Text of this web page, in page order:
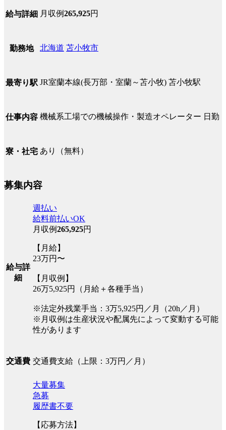
給与詳細 月収例265,925円
勤務地 北海道 苫小牧市
最寄り駅 JR室蘭本線(長万部・室蘭～苫小牧) 苫小牧駅
仕事内容 機械系工場での機械操作・製造オペレーター 日勤
寮・社宅 あり（無料）
募集内容
給与詳
細
週払い
給料前払いOK
月収例265,925円
【月給】
23万円〜
【月収例】
26万5,925円（月給＋各種手当）
※法定外残業手当：3万5,925円／月（20h／月）
※月収例は生産状況や配属先によって変動する可能
性があります
交通費 交通費支給（上限：3万円／月）
大量募集
急募
履歴書不要
【応募方法】